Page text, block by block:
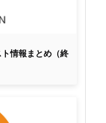
情報まとめ（終